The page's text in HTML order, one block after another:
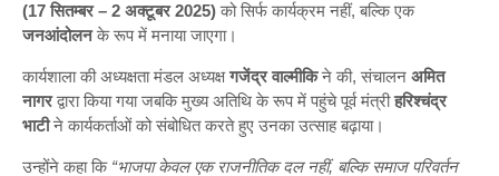
(17 सितम्बर – 2 अक्टूबर 2025) को सिर्फ कार्यक्रम नहीं, बल्कि एक
जनआंदोलनके रूप में मनाया जाएगा।
कार्यशाला की अध्यक्षता मंडल अध्यक्षगजेंद्र वाल्मीकिने की, संचालन अमित
नागरद्वारा किया गया जबकि मुख्य अतिथि के रूप में पहुंचे पूर्व मंत्रीहरिश्चंद्र
भाटीने कार्यकर्ताओं को संबोधित करते हुए उनका उत्साह बढ़ाया।
उन्होंने कहा कि “भाजपा केवल एक राजनीतिक दल नहीं, बल्कि समाज परिवर्तन